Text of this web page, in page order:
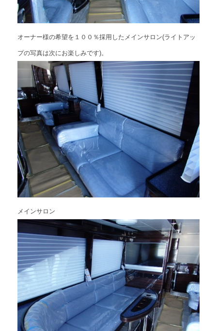
オーナー様の希望を１００％採用したメインサロン(ライトアッ
プの写真は次にお楽しみです)。
メインサロン